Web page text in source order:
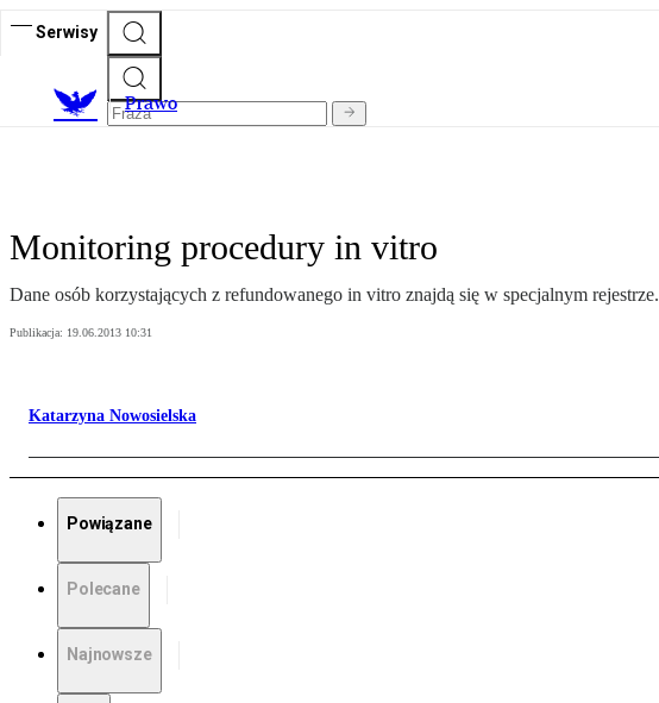
Serwisy
Prawo
Monitoring procedury in vitro
Dane osób korzystających z refundowanego in vitro znajdą się w specjalnym rejestrze.
Publikacja: 19.06.2013 10:31
Katarzyna Nowosielska
Powiązane
Polecane
Najnowsze